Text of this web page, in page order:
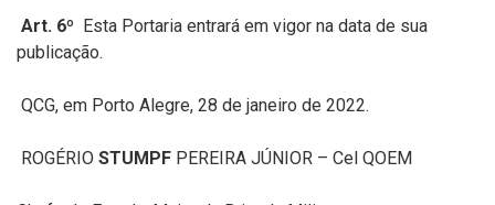
Art. 6º Esta Portaria entrará em vigor na data de sua
publicação.
QCG, em Porto Alegre, 28 de janeiro de 2022.
ROGÉRIO STUMPF PEREIRA JÚNIOR – Cel QOEM